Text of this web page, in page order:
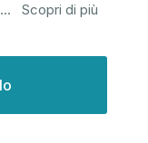
... Scopri di più